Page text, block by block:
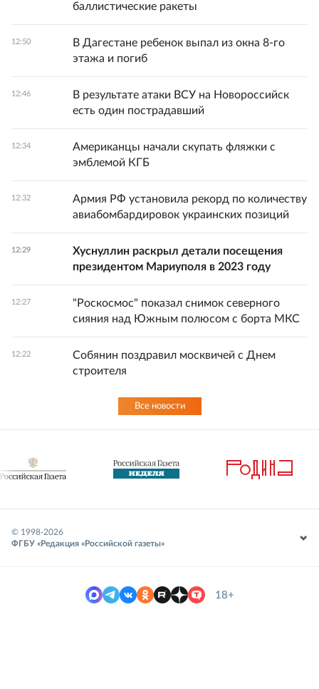
баллистические ракеты
12:50
В Дагестане ребенок выпал из окна 8-го
этажа и погиб
12:46
В результате атаки ВСУ на Новороссийск
есть один пострадавший
12:34
Американцы начали скупать фляжки с
эмблемой КГБ
12:32
Армия РФ установила рекорд по количеству
авиабомбардировок украинских позиций
12:29
Хуснуллин раскрыл детали посещения
президентом Мариуполя в 2023 году
12:27
"Роскосмос" показал снимок северного
сияния над Южным полюсом с борта МКС
12:22
Собянин поздравил москвичей с Днем
строителя
Все новости
© 1998-2026
ФГБУ «Редакция «Российской газеты»
18+